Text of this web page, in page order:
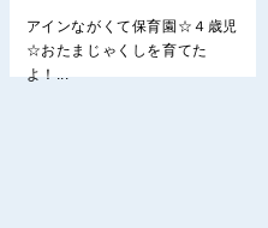
アインながくて保育園☆４歳児
☆おたまじゃくしを育てた
よ！...